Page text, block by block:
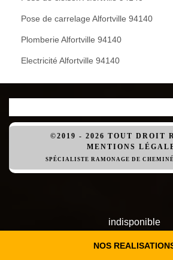
NOS
Pose de carrelage Alfortville 94140
Plomberie Alfortville 94140
Electricité Alfortville 94140
©2019 - 2026 TOUT DROIT
MENTIONS
SPÉCIALISTE RAMONAGE DE
indisponible